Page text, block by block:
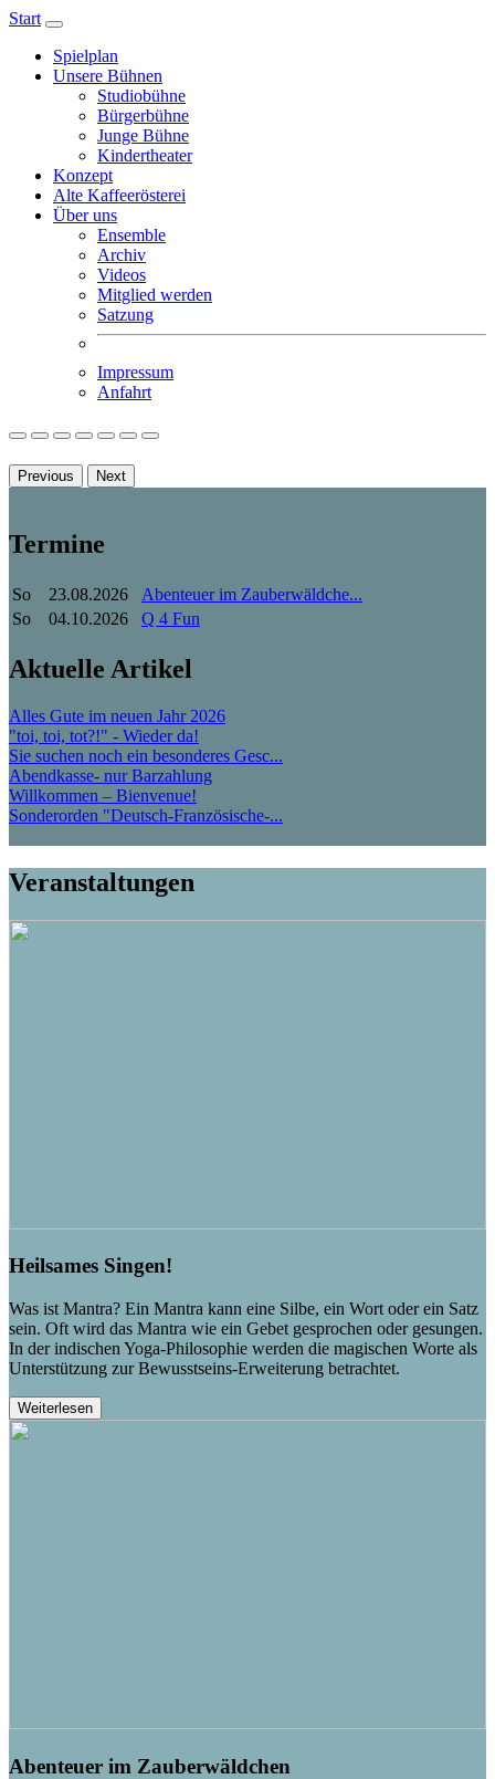
Start
Spielplan
Unsere Bühnen
Studiobühne
Bürgerbühne
Junge Bühne
Kindertheater
Konzept
Alte Kaffeerösterei
Über uns
Ensemble
Archiv
Videos
Mitglied werden
Satzung
Impressum
Anfahrt
Previous Next
Termine
So 23.08.2026
Abenteuer im Zauberwäldche...
So
04.10.2026 Q 4 Fun
Aktuelle Artikel
Alles Gute im neuen Jahr 2026
"toi, toi, tot?!" - Wieder da!
Sie suchen noch ein besonderes Gesc...
Abendkasse- nur Barzahlung
Willkommen – Bienvenue!
Sonderorden "Deutsch-Französische-...
Veranstaltungen
Heilsames Singen!
Was ist Mantra? Ein Mantra kann eine Silbe, ein Wort oder ein Satz
sein. Oft wird das Mantra wie ein Gebet gesprochen oder gesungen.
In der indischen Yoga-Philosophie werden die magischen Worte als
Unterstützung zur Bewusstseins-Erweiterung betrachtet.
Weiterlesen
Abenteuer im Zauberwäldchen